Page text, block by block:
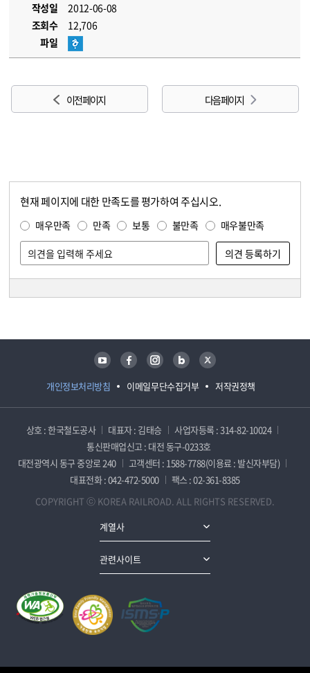
작성일
2012-06-08
조회수
12,706
파일
이전 페이지 다음 페이지
현재 페이지에 대한 만족도를 평가하여 주십시오.
매우만족 만족 보통 불만족 매우불만족
개인정보처리방침 이메일무단수집거부 저작권정책
유튜브 페이스북 인스타그램 블로그 트위터
상호 : 한국철도공사 대표자 : 김태승
사업자등록 : 314-82-10024
통신판매업신고 : 대전 동구-0233호
대전광역시 동구 중앙로 240
고객센터 : 1588-7788(이용료 : 발신자부담)
대표전화 : 042-472-5000
팩스 : 02-361-8385
COPYRIGHT ⓒ KOREA RAILROAD. ALL RIGHTS RESERVED.
계열사
관련사이트